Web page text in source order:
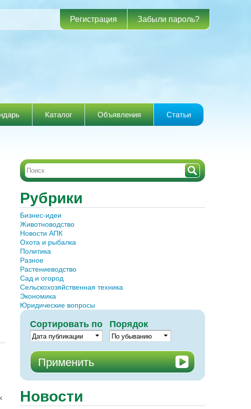
Регистрация Забыли пароль?
Каталог Объявления Статьи
Рубрики
Бизнес-идеи
Животноводство
Новости АПК
Охота и рыбалка
Политика
Разное
Растениеводство
Сад и огород
Сельскохозяйственная техника
Экономика
Юридические вопросы
Сортировать по Порядок
Новости